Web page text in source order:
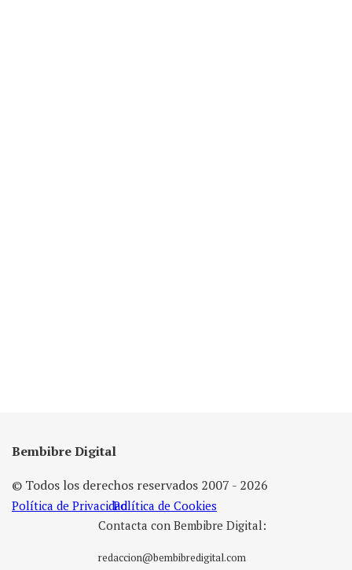
Bembibre Digital
© Todos los derechos reservados 2007 - 2026
Política de PrivacidadPolítica de Cookies
Contacta con Bembibre Digital:
redaccion@bembibredigital.com